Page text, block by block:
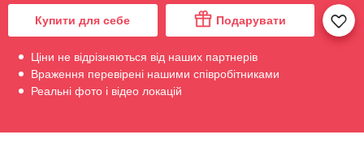
Купити для себе Подарувати
Ціни не відрізняються від наших партнерів
Враження перевірені нашими співробітниками
Реальні фото і відео локацій